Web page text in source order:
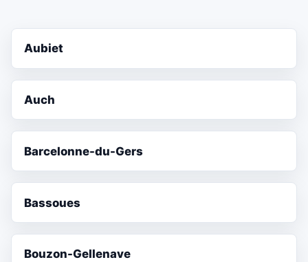
Aubiet
Auch
Barcelonne-du-Gers
Bassoues
Bouzon-Gellenave